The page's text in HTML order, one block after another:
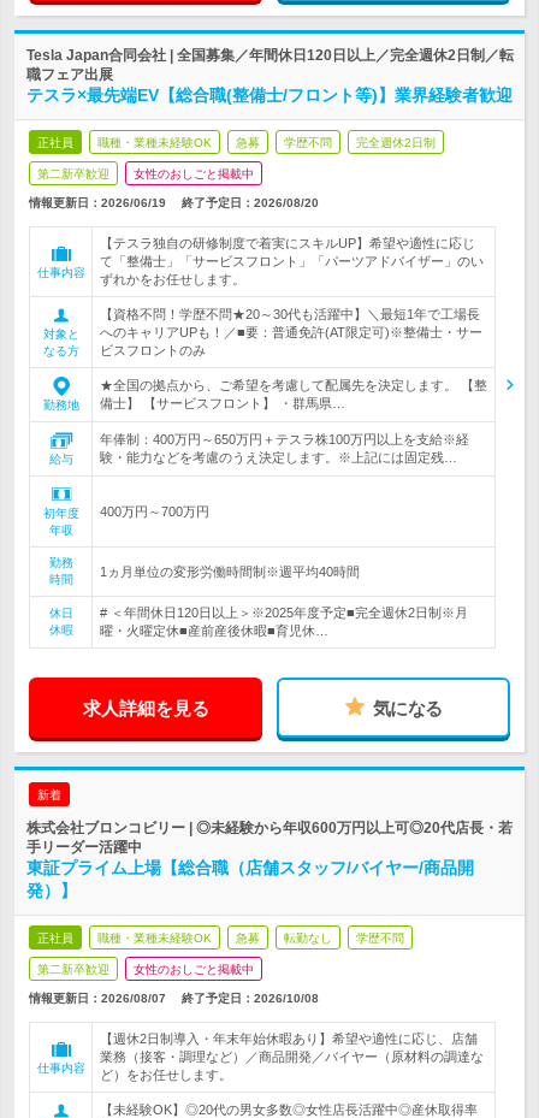
Tesla Japan合同会社 | 全国募集／年間休日120日以上／完全週休2日制／転
職フェア出展
テスラ×最先端EV【総合職(整備士/フロント等)】業界経験者歓迎
正社員 職種・業種未経験OK 急募 学歴不問 完全週休2日制
第二新卒歓迎 女性のおしごと掲載中
情報更新日：2026/06/19 終了予定日： 2026/08/20
仕事内容
【テスラ独自の研修制度で着実にスキルUP】希望や適性に応じ
て「整備士」「サービスフロント」「パーツアドバイザー」のい
ずれかをお任せします。
対象と
なる方
【資格不問！学歴不問★20～30代も活躍中】＼最短1年で工場長
へのキャリアUPも！／■要：普通免許(AT限定可)※整備士・サー
ビスフロントのみ
勤務地
★全国の拠点から、ご希望を考慮して配属先を決定します。 【整
備士】 【サービスフロント】 ・群馬県…
給与
年俸制：400万円～650万円＋テスラ株100万円以上を支給※経
験・能力などを考慮のうえ決定します。※上記には固定残…
初年度
年収
400万円～700万円
勤務
時間
1ヵ月単位の変形労働時間制※週平均40時間
休日
休暇
# ＜年間休日120日以上＞※2025年度予定■完全週休2日制※月
曜・火曜定休■産前産後休暇■育児休…
求人詳細を見る 気になる
新着
株式会社ブロンコビリー | ◎未経験から年収600万円以上可◎20代店長・若
手リーダー活躍中
東証プライム上場【総合職（店舗スタッフ/バイヤー/商品開
発）】
正社員 職種・業種未経験OK 急募 転勤なし 学歴不問
第二新卒歓迎 女性のおしごと掲載中
情報更新日：2026/08/07 終了予定日： 2026/10/08
仕事内容
【週休2日制導入・年末年始休暇あり】希望や適性に応じ、店舗
業務（接客・調理など）／商品開発／バイヤー（原材料の調達な
ど）をお任せします。
【未経験OK】◎20代の男女多数◎女性店長活躍中◎産休取得率